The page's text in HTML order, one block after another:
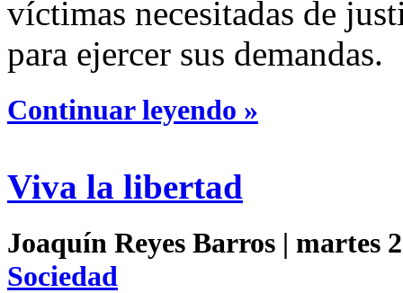
víctimas necesitadas de
para ejercer sus demandas.
Continuar leyendo »
Viva la libertad
Joaquín Reyes Barros | martes
Sociedad